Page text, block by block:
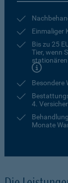
Einmaliger
Bis zu 25
Tier, wenn
Besondere
4.
Monate